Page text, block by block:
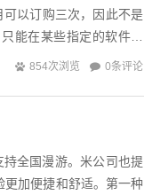
以订购三次，因此不是
能在某些指定的软件上
854次浏览 0条评论
全国漫游。米公司也提
加便捷和舒适。第一种